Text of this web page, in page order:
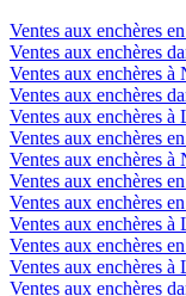
Ventes aux enchères
Ventes aux enchères
Ventes aux enchères
Ventes aux enchères
Ventes aux enchères à
Ventes aux enchères
Ventes aux enchères
Ventes aux enchères
Ventes aux enchères
Ventes aux enchères à
Ventes aux enchères
Ventes aux enchères à
Ventes aux enchères